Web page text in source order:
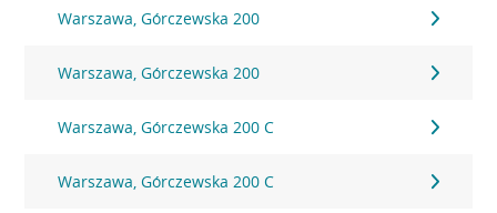
Warszawa, Górczewska 200
Warszawa, Górczewska 200
Warszawa, Górczewska 200 C
Warszawa, Górczewska 200 C